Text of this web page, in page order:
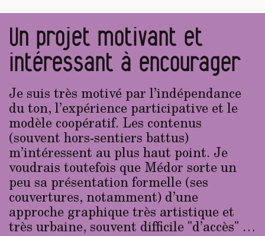
Un projet motivant et
intéressant à encourager
Je suis très motivé par l’indépendance
du ton, l’expérience participative et le
modèle coopératif. Les contenus
(souvent hors-sentiers battus)
m’intéressent au plus haut point. Je
voudrais toutefois que Médor sorte un
peu sa présentation formelle (ses
couvertures, notamment) d’une
approche graphique très artistique et
très urbaine, souvent difficile "d’accès" …